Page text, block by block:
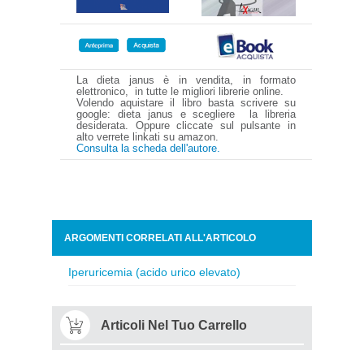
La dieta janus è in vendita, in formato
elettronico, in tutte le migliori librerie online.
Volendo aquistare il libro basta scrivere su
google: dieta janus e scegliere la libreria
desiderata. Oppure cliccate sul pulsante in
alto verrete linkati su amazon.
Consulta la scheda dell'autore.
ARGOMENTI CORRELATI ALL'ARTICOLO
Iperuricemia (acido urico elevato)
Articoli Nel Tuo Carrello